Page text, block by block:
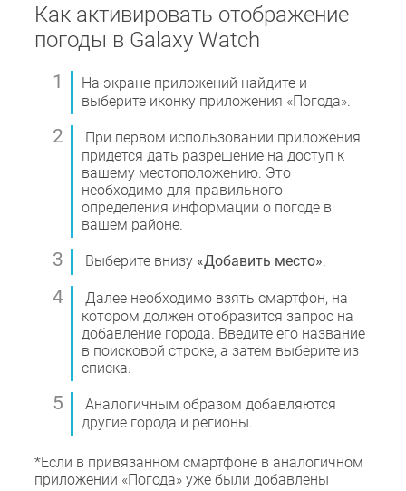
Как активировать отображение
погоды в Galaxy Watch
На экране приложений найдите и
выберите иконку приложения «Погода».
При первом использовании приложения
придется дать разрешение на доступ к
вашему местоположению. Это
необходимо для правильного
определения информации о погоде в
вашем районе.
Выберите внизу «Добавить место».
Далее необходимо взять смартфон, на
котором должен отобразится запрос на
добавление города. Введите его название
в поисковой строке, а затем выберите из
списка.
Аналогичным образом добавляются
другие города и регионы.
*Если в привязанном смартфоне в аналогичном
приложении «Погода» уже были добавлены